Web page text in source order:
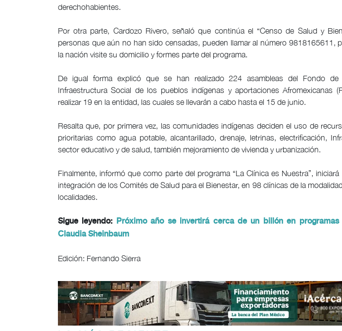
derechohabientes.
Por otra parte, Cardozo Rivero, señaló que continúa el “Censo de Salud y
personas que aún no han sido censadas, pueden llamar al número 9818165611,
la nación visite su domicilio y formes parte del programa.
De igual forma explicó que se han realizado 224 asambleas del Fondo de
Infraestructura Social de los pueblos indígenas y aportaciones Afromexicanas
realizar 19 en la entidad, las cuales se llevarán a cabo hasta el 15 de junio.
Resalta que, por primera vez, las comunidades indígenas deciden el uso de
prioritarias como agua potable, alcantarillado, drenaje, letrinas, electrificación,
sector educativo y de salud, también mejoramiento de vivienda y urbanización.
Finalmente, informó que como parte del programa “La Clínica es Nuestra”,
integración de los Comités de Salud para el Bienestar, en 98 clínicas de la
localidades.
Sigue leyendo:
Próximo año se invertirá cerca de un billón en programas
Claudia Sheinbaum
Edición: Fernando Sierra